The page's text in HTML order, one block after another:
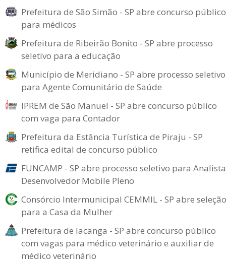
Prefeitura de São Simão - SP abre concurso público
para médicos
Prefeitura de Ribeirão Bonito - SP abre processo
seletivo para a educação
Município de Meridiano - SP abre processo seletivo
para Agente Comunitário de Saúde
IPREM de São Manuel - SP abre concurso público
com vaga para Contador
Prefeitura da Estância Turística de Piraju - SP
retifica edital de concurso público
FUNCAMP - SP abre processo seletivo para Analista
Desenvolvedor Mobile Pleno
Consórcio Intermunicipal CEMMIL - SP abre seleção
para a Casa da Mulher
Prefeitura de Iacanga - SP abre concurso público
com vagas para médico veterinário e auxiliar de
médico veterinário